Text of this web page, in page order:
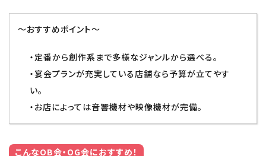
～おすすめポイント～
・定番から創作系まで多様なジャンルから選べる。
・宴会プランが充実している店舗なら予算が立てやす
い。
・お店によっては音響機材や映像機材が完備。
こんなOB会・OG会におすすめ！